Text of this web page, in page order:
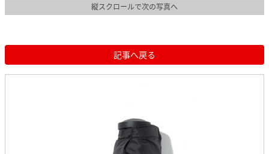
縦スクロールで次の写真へ
記事へ戻る